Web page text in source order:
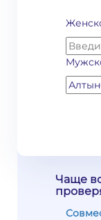
Чаще